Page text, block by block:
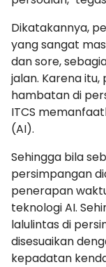
Dikatakannya,
yang sangat
dan sore,
jalan. Karena
hambatan di
ITCS
(AI).
Sehingga bila
persimpangan
penerapan
teknologi AI.
lalulintas di
disesuaikan
kepadatan